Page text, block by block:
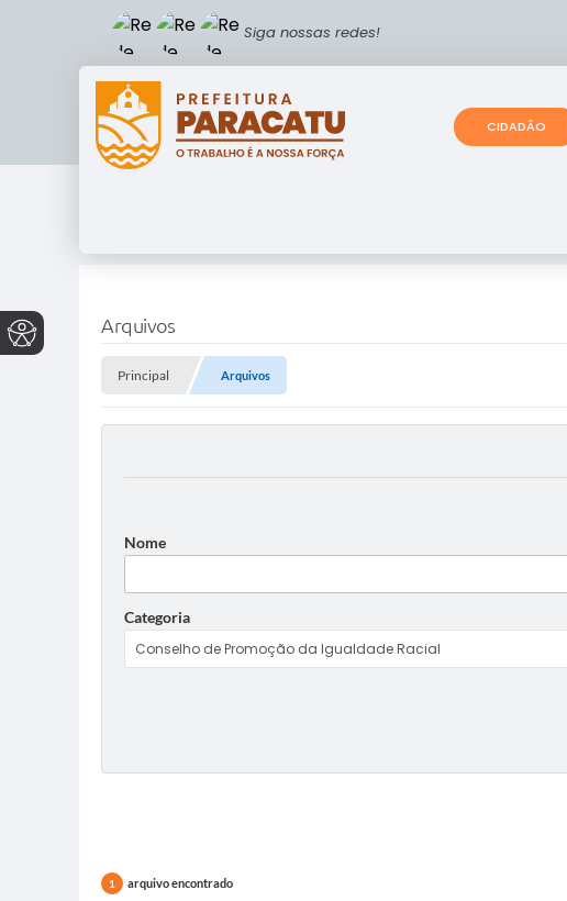
Siga nossas redes!
CIDADÃO
Arquivos
Principal Arquivos
Nome
Categoria
1 arquivo encontrado